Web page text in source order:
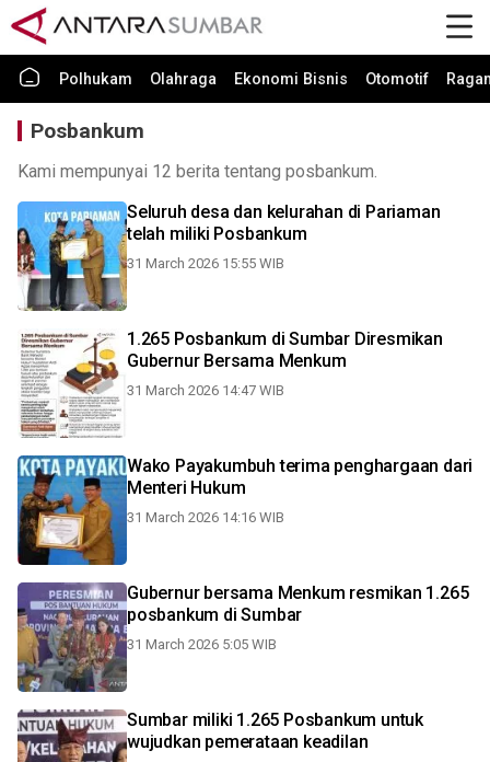
Polhukam Olahraga Ekonomi Bisnis Otomotif
Posbankum
Kami mempunyai 12 berita tentang posbankum.
Seluruh desa dan kelurahan di Pariaman
telah miliki Posbankum
31 March 2026 15:55 WIB
1.265 Posbankum di Sumbar Diresmikan
Gubernur Bersama Menkum
31 March 2026 14:47 WIB
Wako Payakumbuh terima penghargaan dari
Menteri Hukum
31 March 2026 14:16 WIB
Gubernur bersama Menkum resmikan 1.265
posbankum di Sumbar
31 March 2026 5:05 WIB
Sumbar miliki 1.265 Posbankum untuk
wujudkan pemerataan keadilan